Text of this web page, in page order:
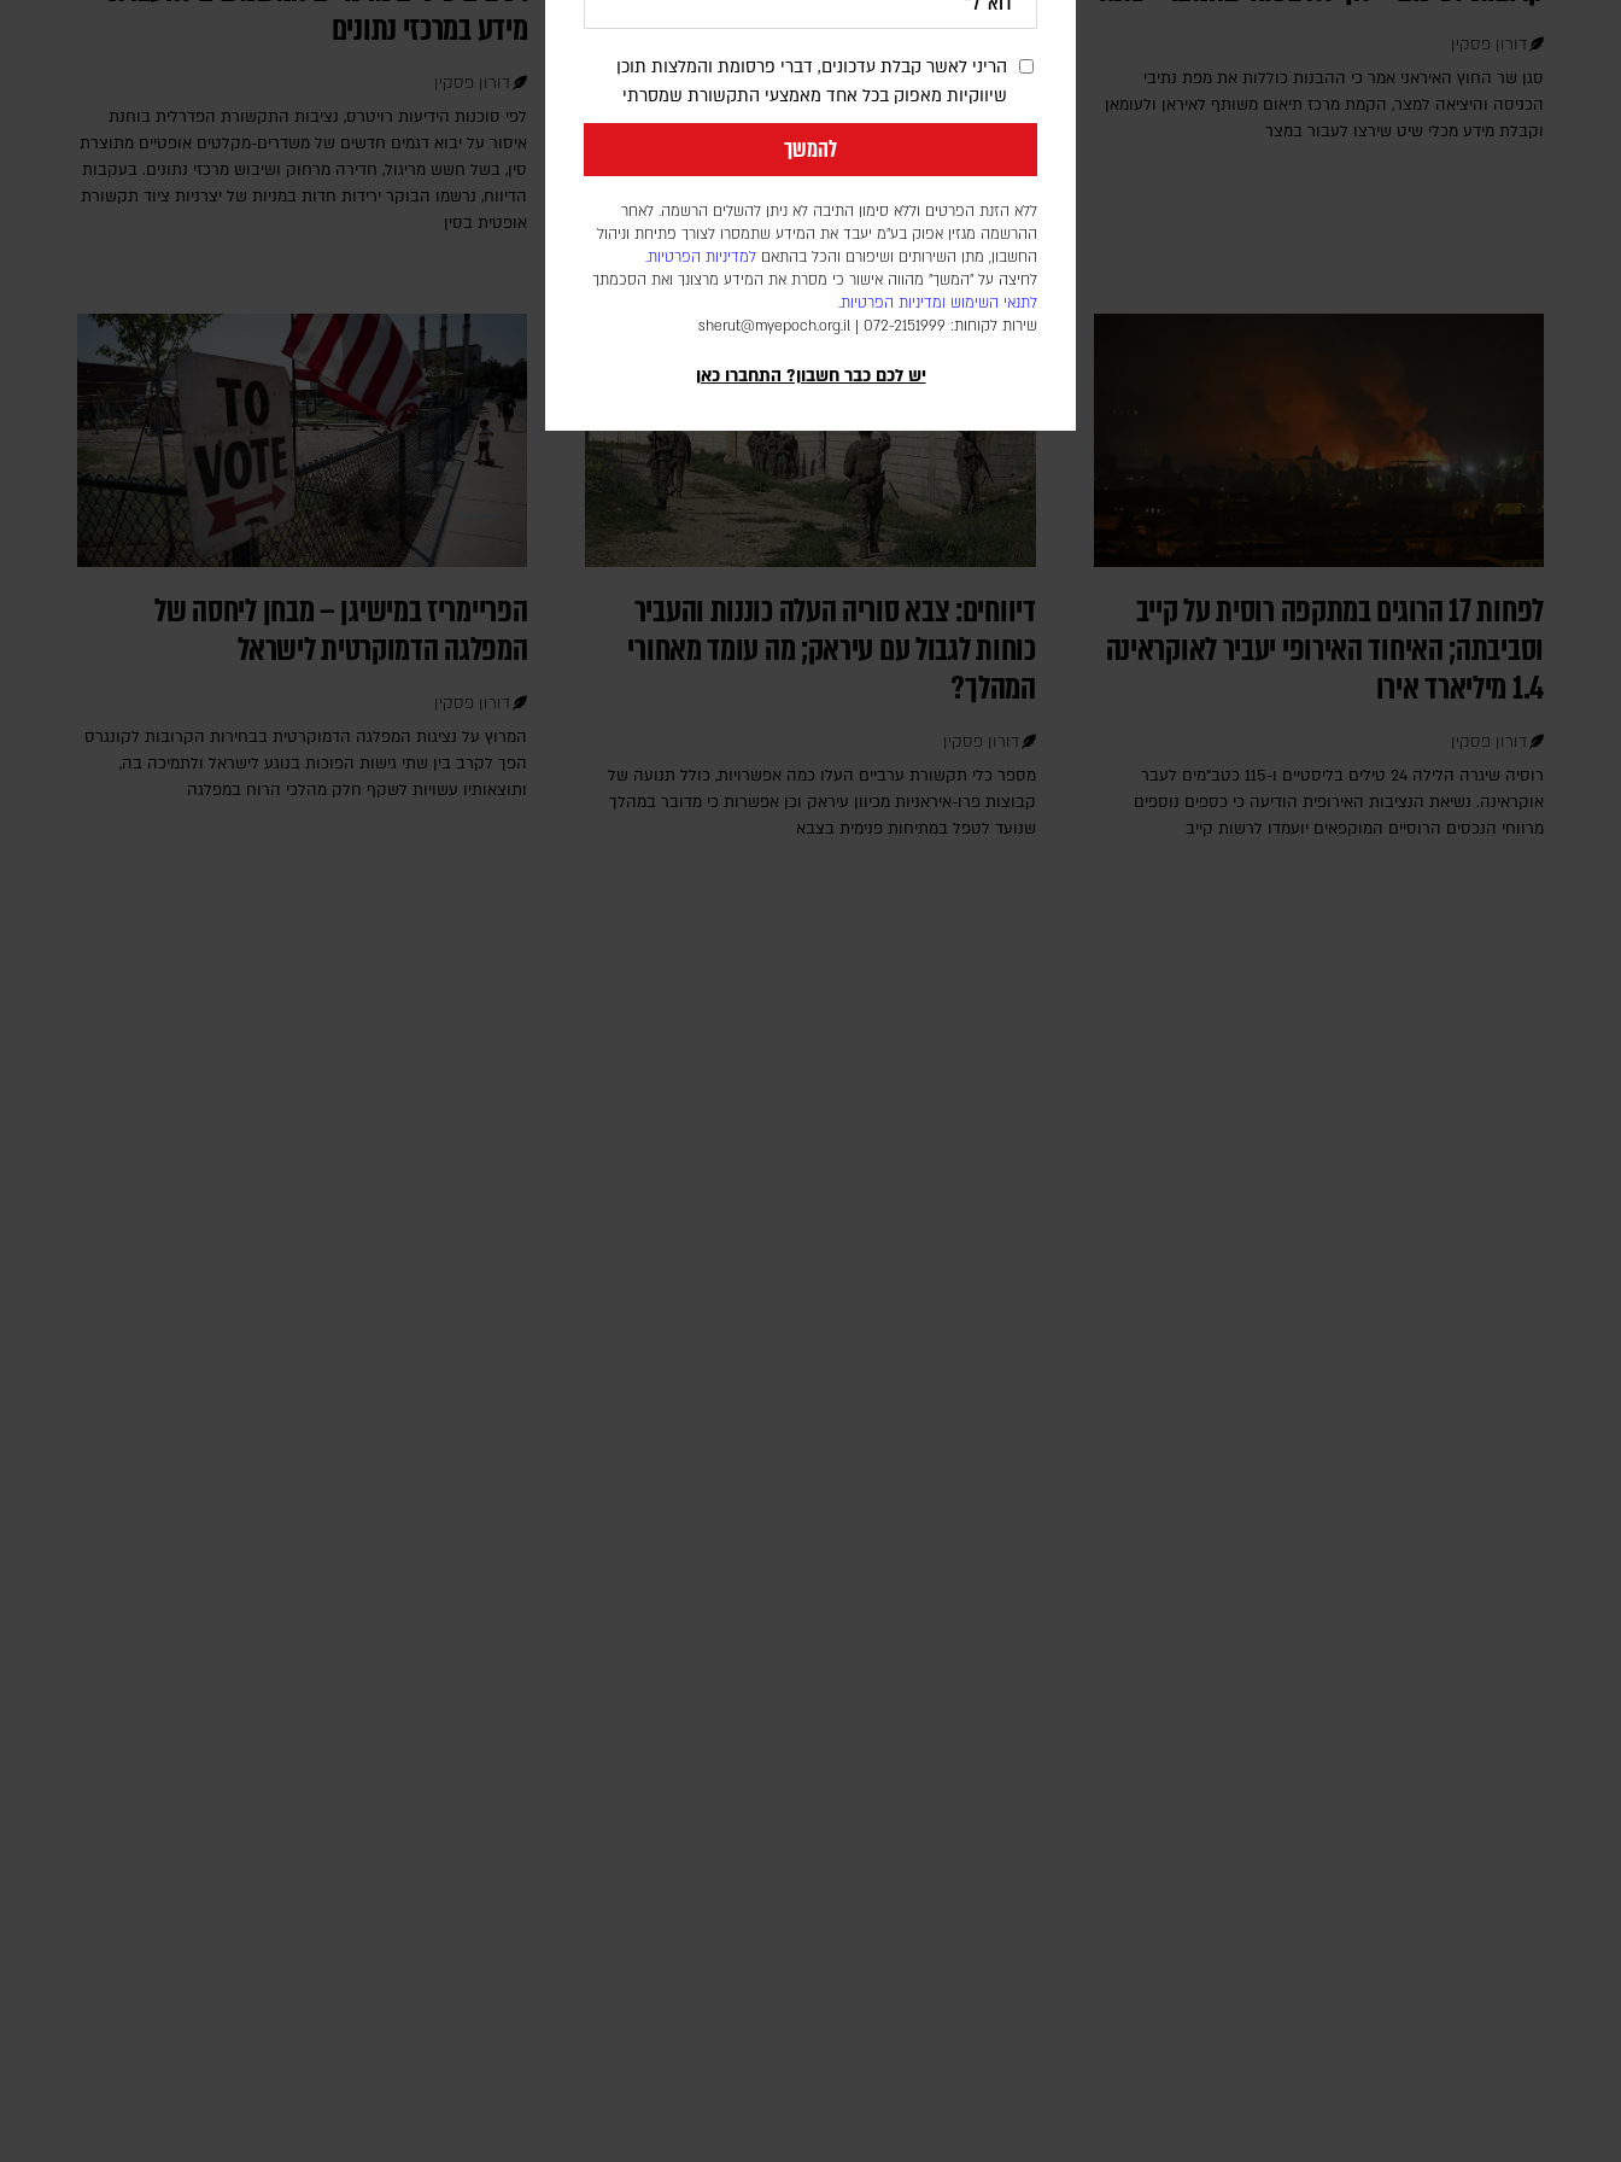
הריני לאשר קבלת עדכונים, דברי פרסומת והמלצות תוכן
שיווקיות מאפוק בכל אחד מאמצעי התקשורת שמסרתי
להמשך
ללא הזנת הפרטים וללא סימון התיבה לא ניתן להשלים הרשמה. לאחר
ההרשמה מגזין אפוק בע״מ יעבד את המידע שתמסרו לצורך פתיחת וניהול
החשבון, מתן השירותים ושיפורם והכל בהתאם למדיניות הפרטיות.
לחיצה על "המשך" מהווה אישור כי מסרת את המידע מרצונך ואת הסכמתך
לתנאי השימוש ומדיניות הפרטיות.
שירות לקוחות: 072-2151999 |
sherut@myepoch.org.il
יש לכם כבר חשבון? התחברו כאן
דורון פסקין
סגן שר החוץ האיראני אמר כי ההבנות כוללות את מפת נתיבי
הכניסה והיציאה למצר, הקמת מרכז תיאום משותף לאיראן ולעומאן
וקבלת מידע מכלי שיט שירצו לעבור במצר
דובר צה"ל הודיע כי "התקיפות התבצעו בתגובה להפרה בוטה של
ארגון הטרור חיזבאללה". סוכנות הידיעות הלבנונית NNA דיווחה על
מידע במרכזי נתונים
דורון פסקין
לפי סוכנות הידיעות רויטרס, נציבות התקשורת הפדרלית בוחנת
איסור על יבוא דגמים חדשים של משדרים-מקלטים אופטיים מתוצרת
סין, בשל חשש מריגול, חדירה מרחוק ושיבוש מרכזי נתונים. בעקבות
הדיווח, נרשמו הבוקר ירידות חדות במניות של יצרניות ציוד תקשורת
אופטית בסין
לפחות 17 הרוגים במתקפה רוסית על קייב
וסביבתה; האיחוד האירופי יעביר לאוקראינה
1.4 מיליארד אירו
דורון פסקין
רוסיה שיגרה הלילה 24 טילים בליסטיים ו-115 כטב"מים לעבר
אוקראינה. נשיאת הנציבות האירופית הודיעה כי כספים נוספים
מרווחי הנכסים הרוסיים המוקפאים יועמדו לרשות קייב
דיווחים: צבא סוריה העלה כוננות והעביר
כוחות לגבול עם עיראק; מה עומד מאחורי
המהלך?
דורון פסקין
מספר כלי תקשורת ערביים העלו כמה אפשרויות, כולל תנועה של
קבוצות פרו-איראניות מכיוון עיראק וכן אפשרות כי מדובר במהלך
שנועד לטפל במתיחות פנימית בצבא
הפריימריז במישיגן – מבחן ליחסה של
המפלגה הדמוקרטית לישראל
דורון פסקין
המרוץ על נציגות המפלגה הדמוקרטית בבחירות הקרובות לקונגרס
הפך לקרב בין שתי גישות הפוכות בנוגע לישראל ולתמיכה בה,
ותוצאותיו עשויות לשקף חלק מהלכי הרוח במפלגה